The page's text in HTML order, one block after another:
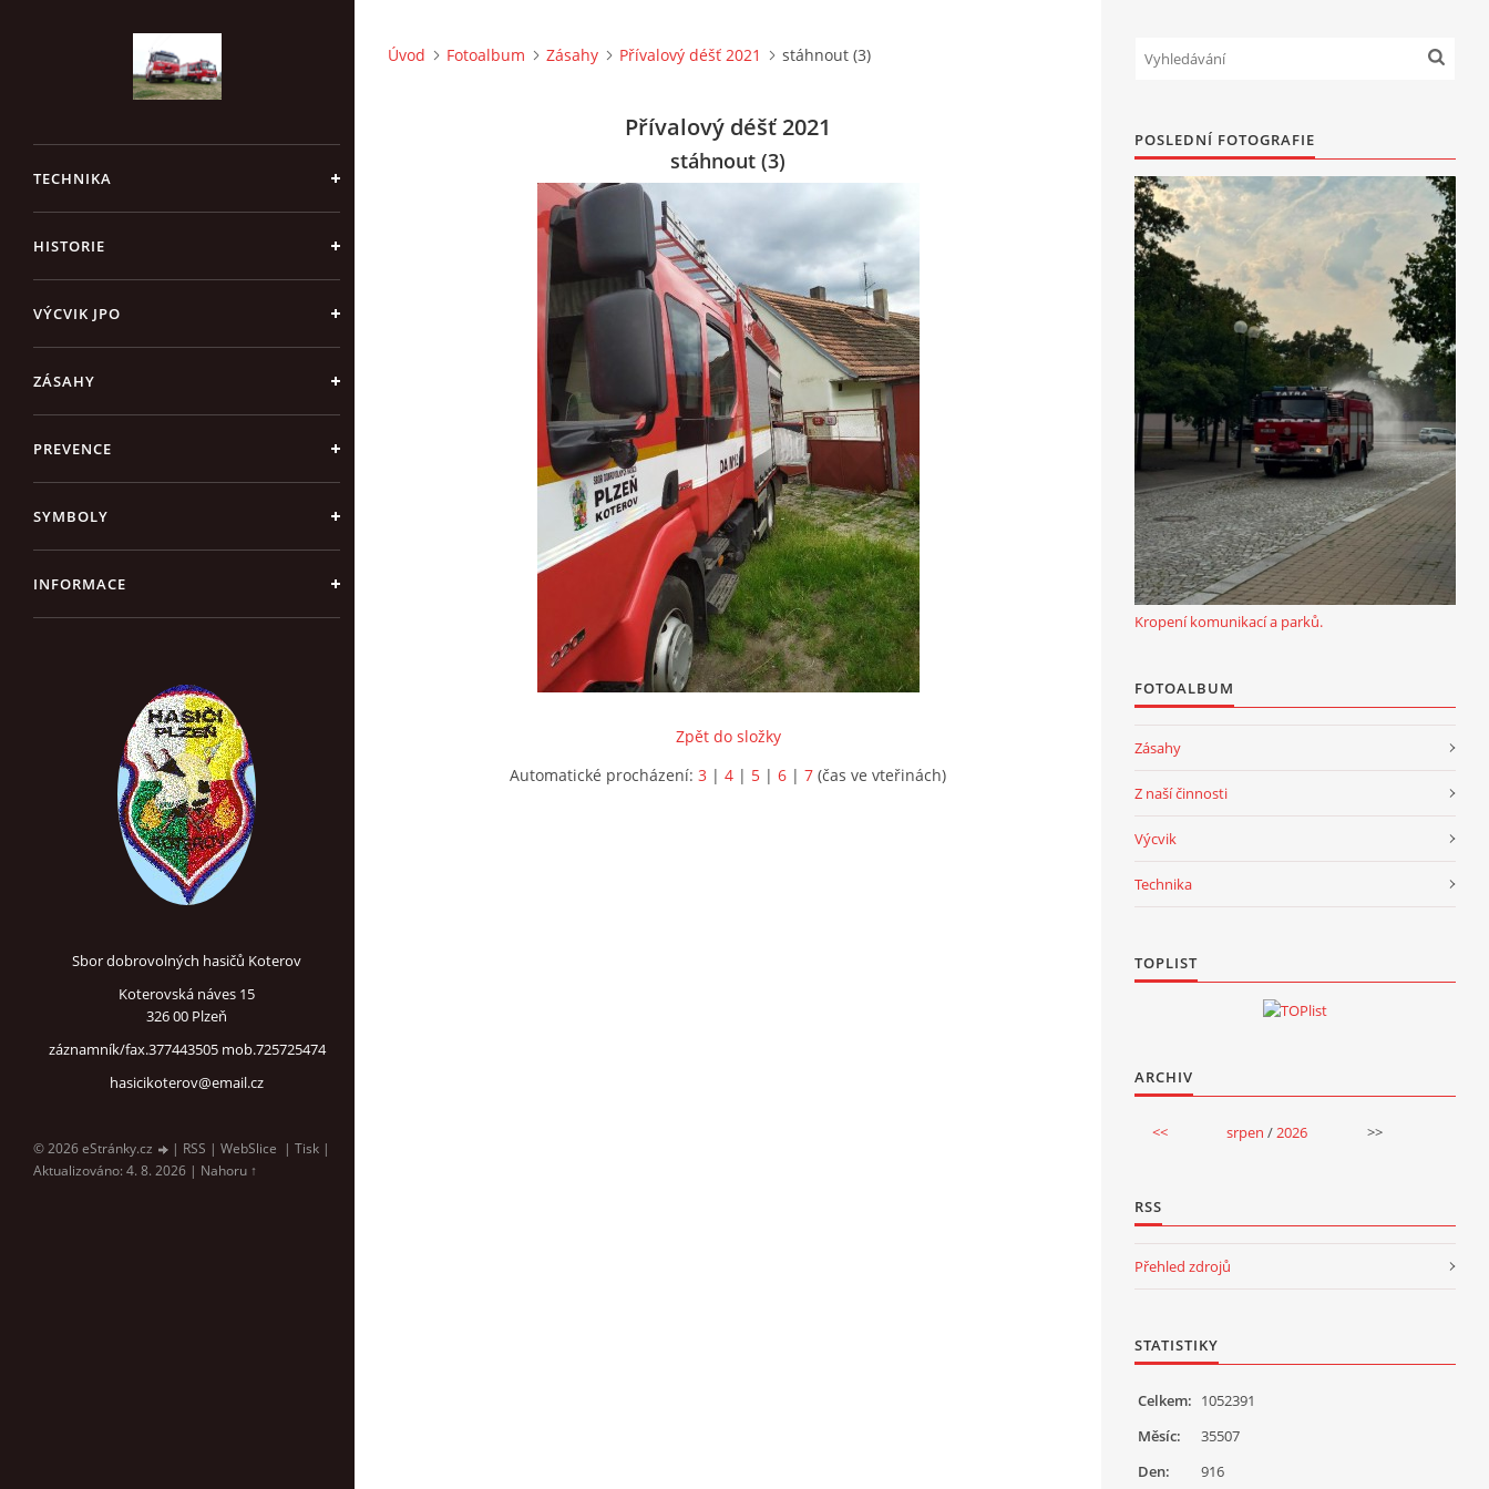
TECHNIKA
HISTORIE
VÝCVIK JPO
ZÁSAHY
PREVENCE
SYMBOLY
INFORMACE
Sbor dobrovolných hasičů Koterov
Koterovská náves 15
326 00 Plzeň
záznamník/fax.377443505 mob.725725474
hasicikoterov@email.cz
© 2026 eStránky.cz | RSS | WebSlice | Tisk |
Aktualizováno: 4. 8. 2026 | Nahoru ↑
Úvod Fotoalbum Zásahy Přívalový déšť 2021 stáhnout (3)
Přívalový déšť 2021
stáhnout (3)
Zpět do složky
Automatické procházení: 3 | 4 | 5 | 6 | 7 (čas ve vteřinách)
POSLEDNÍ FOTOGRAFIE
Kropení komunikací a parků.
FOTOALBUM
Zásahy
Z naší činnosti
Výcvik
Technika
TOPLIST
ARCHIV
<< srpen /2026 >>
RSS
Přehled zdrojů
STATISTIKY
Celkem: 1052391
Měsíc:
35507
Den:
916